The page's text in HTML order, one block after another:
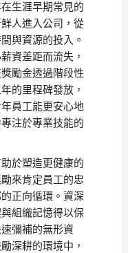
生涯早期常見的
人進入公司，從
與資源的投入。
資差距而流失，
勵金透過階段性
的里程碑發放，
員工能更安心地
注於專業技能的
於塑造更健康的
來肯定員工的忠
正向循環。資深
組織記憶得以保
彌補的無形資
深耕的環境中，